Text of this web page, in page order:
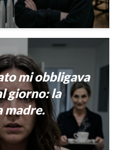
mi obbligava
giorno: la
madre.